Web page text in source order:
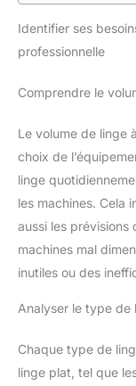
Identifier ses
professionnelle
Comprendre le
Le volume de linge
choix de
linge
les machines. Cela
aussi les prévisions
machines mal
inutiles ou des
Analyser le type de
Chaque type de
linge plat, tel que